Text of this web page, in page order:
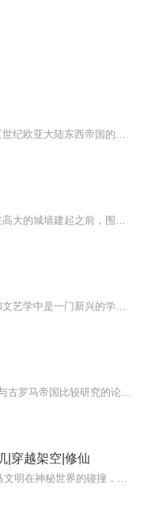
|穿越架空|修仙